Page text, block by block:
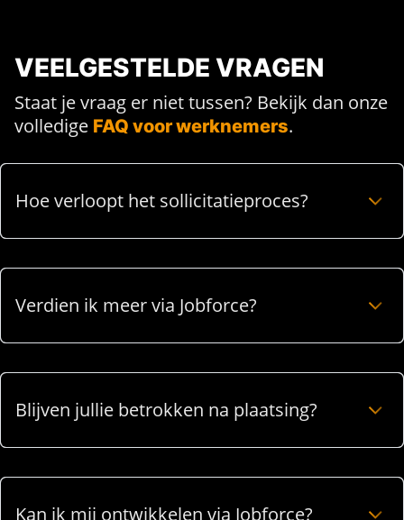
VEELGESTELDE VRAGEN
Staat je vraag er niet tussen? Bekijk dan onze
volledige FAQ voor werknemers.
Hoe verloopt het sollicitatieproces?
Verdien ik meer via Jobforce?
Blijven jullie betrokken na plaatsing?
Kan ik mij ontwikkelen via Jobforce?